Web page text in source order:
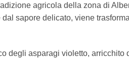
agricola della zona di
sapore delicato, viene
degli asparagi violetto, arricchito